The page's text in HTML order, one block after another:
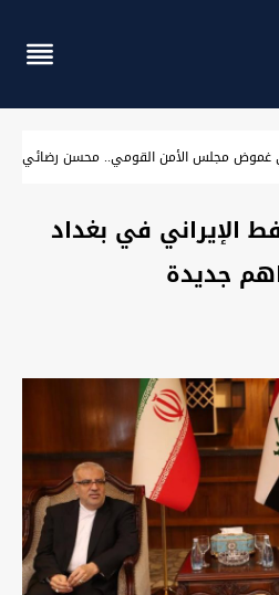
مجلس الأمن القومي.. محسن رضائي خلفاً
خلال أيام.. وزير النفط ‎الإيراني في بغداد
جديدة